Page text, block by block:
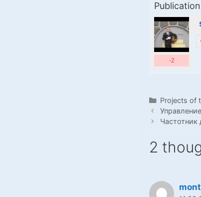
-2
Categories
Projects of
Частотник
2